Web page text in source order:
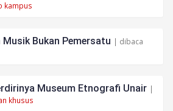
kampus
Bukan Pemersatu | dibaca
Museum Etnografi Unair |
khusus